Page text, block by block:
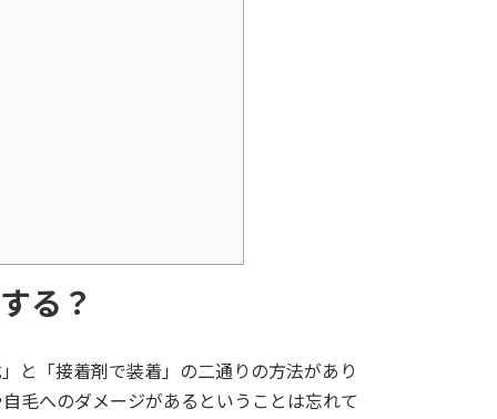
る？
と「接着剤で装着」の二通りの方法があり
毛へのダメージがあるということは忘れて